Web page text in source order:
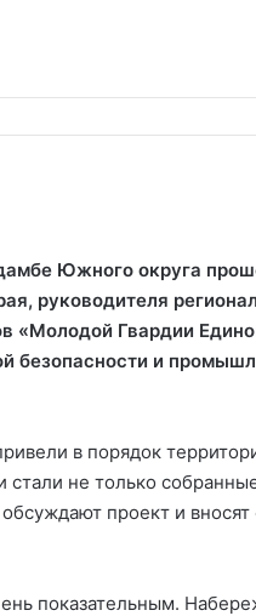
Южного округа
руководителя
«Молодой Гвардии
безопасности и
в порядок
стали не только
проект и
показательным.